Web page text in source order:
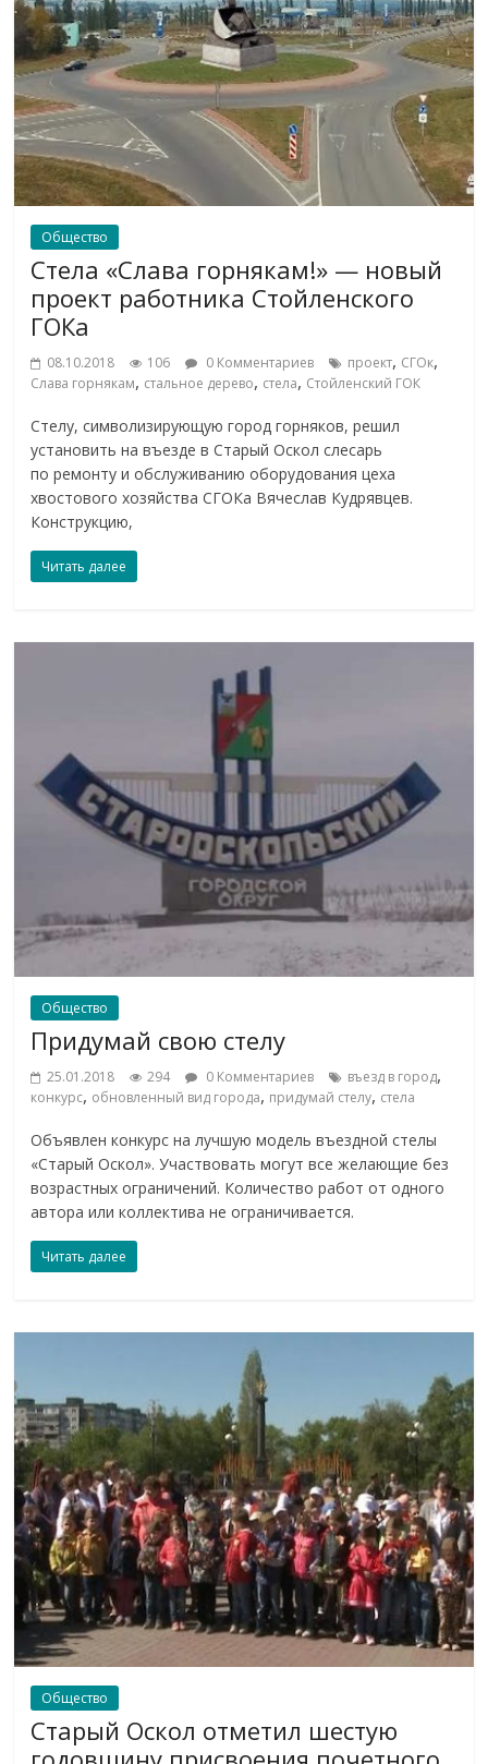
Общество
Стела «Слава горнякам!» — новый
проект работника Стойленского
ГОКа
08.10.2018 106 0 Комментариев проект, СГОк,
Слава горнякам, стальное дерево, стела, Стойленский ГОК
Стелу, символизирующую город горняков, решил
установить на въезде в Старый Оскол слесарь
по ремонту и обслуживанию оборудования цеха
хвостового хозяйства СГОКа Вячеслав Кудрявцев.
Конструкцию,
Читать далее
Общество
Придумай свою стелу
25.01.2018 294 0 Комментариев въезд в город,
конкурс, обновленный вид города, придумай стелу, стела
Объявлен конкурс на лучшую модель въездной стелы
«Старый Оскол». Участвовать могут все желающие без
возрастных ограничений. Количество работ от одного
автора или коллектива не ограничивается.
Читать далее
Общество
Старый Оскол отметил шестую